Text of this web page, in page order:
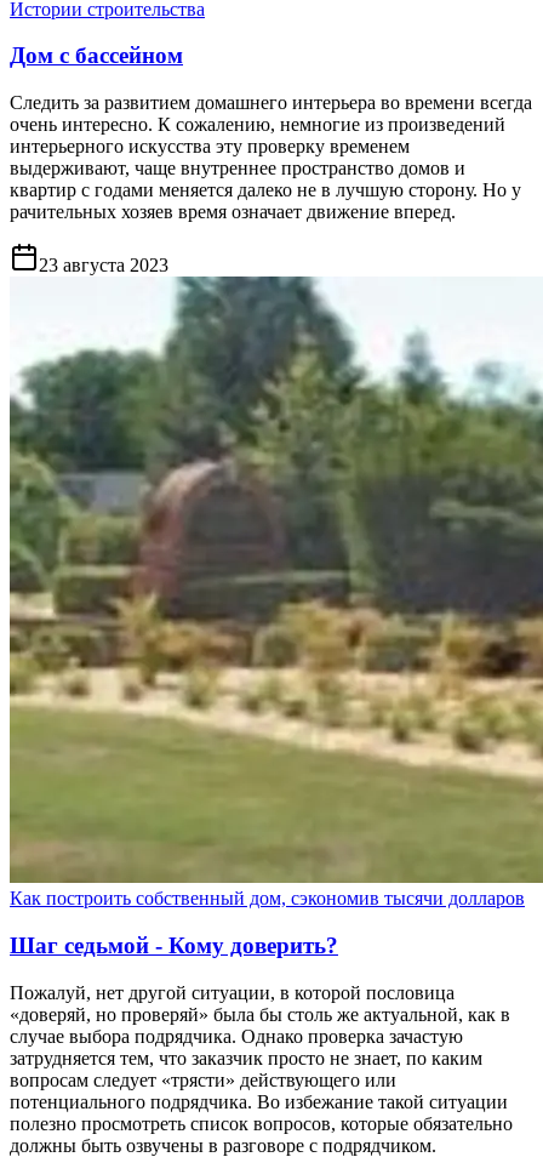
Истории строительства
Дом с бассейном
Следить за развитием домашнего интерьера во времени всегда
очень интересно. К сожалению, немногие из произведений
интерьерного искусства эту проверку временем
выдерживают, чаще внутреннее пространство домов и
квартир с годами меняется далеко не в лучшую сторону. Но у
рачительных хозяев время означает движение вперед.
23 августа 2023
Как построить собственный дом, сэкономив тысячи долларов
Шаг седьмой - Кому доверить?
Пожалуй, нет другой ситуации, в которой пословица
«доверяй, но проверяй» была бы столь же актуальной, как в
случае выбора подрядчика. Однако проверка зачастую
затрудняется тем, что заказчик просто не знает, по каким
вопросам следует «трясти» действующего или
потенциального подрядчика. Во избежание такой ситуации
полезно просмотреть список вопросов, которые обязательно
должны быть озвучены в разговоре с подрядчиком.